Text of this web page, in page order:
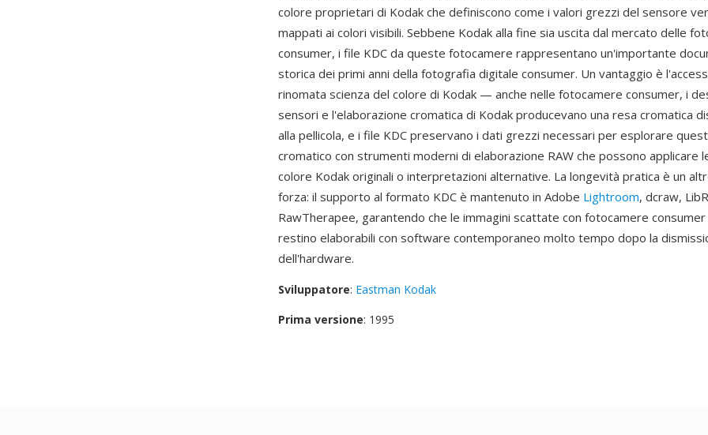
colore proprietari di Kodak che definiscono come i valori grezzi del sensore
mappati ai colori visibili. Sebbene Kodak alla fine sia uscita dal mercato delle
consumer, i file KDC da queste fotocamere rappresentano un'importante
storica dei primi anni della fotografia digitale consumer. Un vantaggio è
rinomata scienza del colore di Kodak — anche nelle fotocamere consumer, i
sensori e l'elaborazione cromatica di Kodak producevano una resa cromatica
alla pellicola, e i file KDC preservano i dati grezzi necessari per esplorare
cromatico con strumenti moderni di elaborazione RAW che possono applicare
colore Kodak originali o interpretazioni alternative. La longevità pratica è un
forza: il supporto al formato KDC è mantenuto in Adobe Lightroom, dcraw,
RawTherapee, garantendo che le immagini scattate con fotocamere consumer
restino elaborabili con software contemporaneo molto tempo dopo la
dell'hardware.
Sviluppatore: Eastman Kodak
Prima versione: 1995